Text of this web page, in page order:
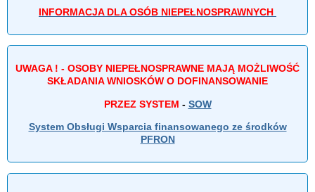
INFORMACJA DLA OSÓB NIEPEŁNOSPRAWNYCH
UWAGA ! - OSOBY NIEPEŁNOSPRAWNE MAJĄ MOŻLIWOŚĆ
SKŁADANIA WNIOSKÓW O DOFINANSOWANIE
PRZEZ SYSTEM - SOW
System Obsługi Wsparcia finansowanego ze środków
PFRON